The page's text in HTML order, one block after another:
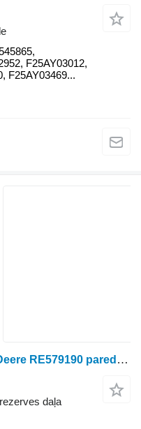
F25AY03012,
F25AY03469...
Pompa sprez gasienicy John Deere RE579190 paredzēts John Deere 8370RT kāpurķēžu traktora
daļa